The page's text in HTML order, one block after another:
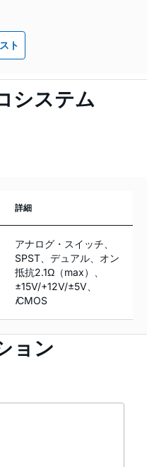
ト
システム
詳細
アナログ・スイッチ、
SPST、デュアル、オン
抵抗2.1Ω（max）、
±15V/+12V/±5V、
iCMOS
ョン